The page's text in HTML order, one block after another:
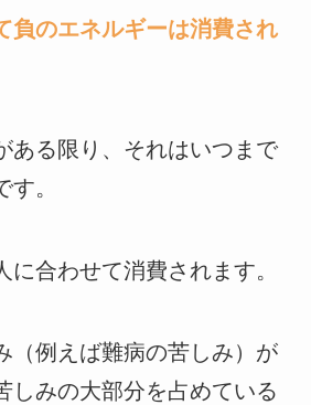
負のエネルギーは消費され
ある限り、それはいつまで
。
に合わせて消費されます。
（例えば難病の苦しみ）が
しみの大部分を占めている